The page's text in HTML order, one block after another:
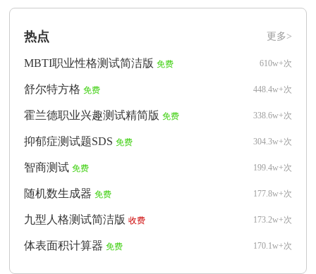
更多>
热点
610w+次
MBTI职业性格测试简洁版 免费
448.4w+次
舒尔特方格 免费
338.6w+次
霍兰德职业兴趣测试精简版 免费
304.3w+次
抑郁症测试题SDS 免费
199.4w+次
智商测试 免费
177.8w+次
随机数生成器 免费
173.2w+次
九型人格测试简洁版 收费
170.1w+次
体表面积计算器 免费